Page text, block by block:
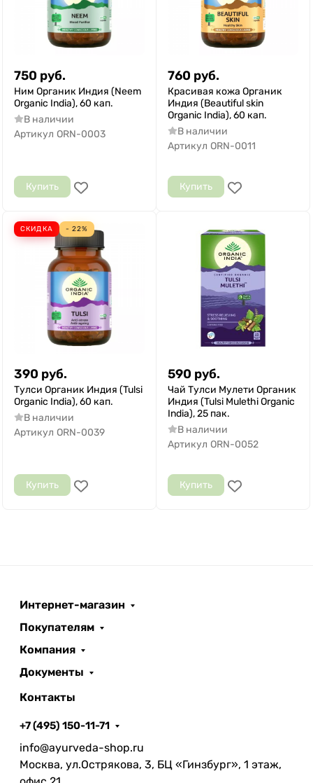
750 руб.
Ним Органик Индия (Neem
Organic India), 60 кап.
В наличии
Артикул ORN-0003
Купить
760 руб.
Красивая кожа Органик
Индия (Beautiful skin
Organic India), 60 кап.
В наличии
Артикул ORN-0011
Купить
СКИДКА - 22%
390 руб.
Тулси Органик Индия (Tulsi
Organic India), 60 кап.
В наличии
Артикул ORN-0039
Купить
590 руб.
Чай Тулси Мулети Органик
Индия (Tulsi Mulethi Organic
India), 25 пак.
В наличии
Артикул ORN-0052
Купить
Интернет-магазин
Покупателям
Компания
Документы
Контакты
+7 (495) 150-11-71
info@ayurveda-shop.ru
Москва, ул.Острякова, 3, БЦ «Гинзбург», 1 этаж,